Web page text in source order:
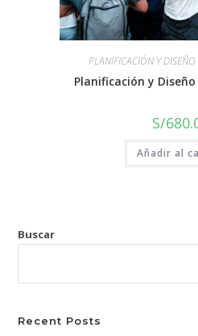
PLANIFICACIÓN Y DISEÑO
Planificación y
S/
Añadir al
Buscar
Recent Posts